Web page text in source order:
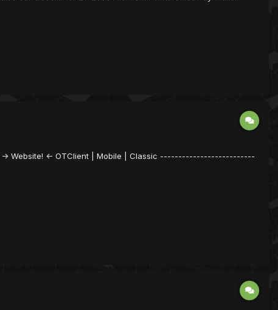
<- OTClient | Mobile | Classic --------------------------